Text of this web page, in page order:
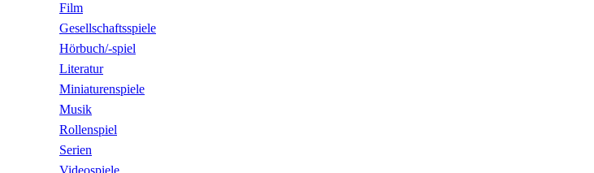
Film
Gesellschaftsspiele
Hörbuch/-spiel
Literatur
Miniaturenspiele
Musik
Rollenspiel
Serien